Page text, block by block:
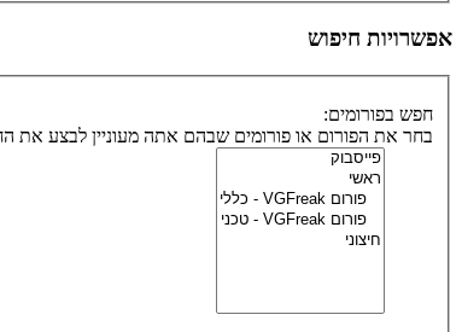
אפשרויות חיפוש
חפש בפורומים:
בחר את הפורום או פורומים שבהם אתה מעוניין לבצע